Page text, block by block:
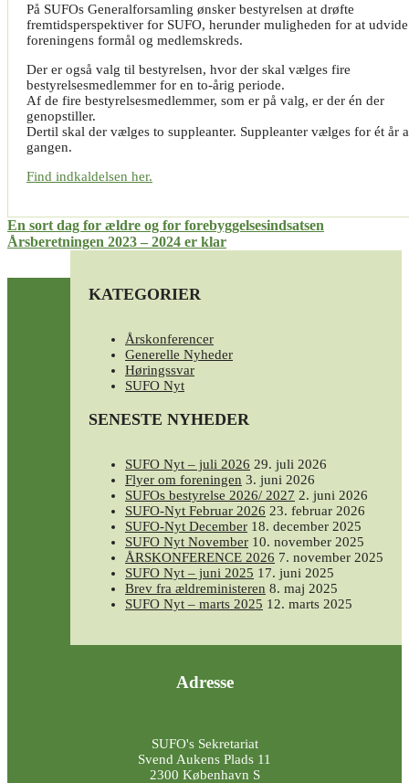
På SUFOs Generalforsamling ønsker bestyrelsen at drøfte
fremtidsperspektiver for SUFO, herunder muligheden for at udvide
foreningens formål og medlemskreds.
Der er også valg til bestyrelsen, hvor der skal vælges fire
bestyrelsesmedlemmer for en to-årig periode.
Af de fire bestyrelsesmedlemmer, som er på valg, er der én der
genopstiller.
Dertil skal der vælges to suppleanter. Suppleanter vælges for ét år
gangen.
Find indkaldelsen her.
Indlægsnavigation
En sort dag for ældre og for forebyggelsesindsatsen
Årsberetningen 2023 – 2024 er klar
KATEGORIER
Årskonferencer
Generelle Nyheder
Høringssvar
SUFO Nyt
SENESTE NYHEDER
SUFO Nyt – juli 2026 29. juli 2026
Flyer om foreningen 3. juni 2026
SUFOs bestyrelse 2026/ 2027 2. juni 2026
SUFO-Nyt Februar 2026 23. februar 2026
SUFO-Nyt December 18. december 2025
SUFO Nyt November 10. november 2025
ÅRSKONFERENCE 2026 7. november 2025
SUFO Nyt – juni 2025 17. juni 2025
Brev fra ældreministeren 8. maj 2025
SUFO Nyt – marts 2025 12. marts 2025
Adresse
SUFO's Sekretariat
Svend Aukens Plads 11
2300 København S